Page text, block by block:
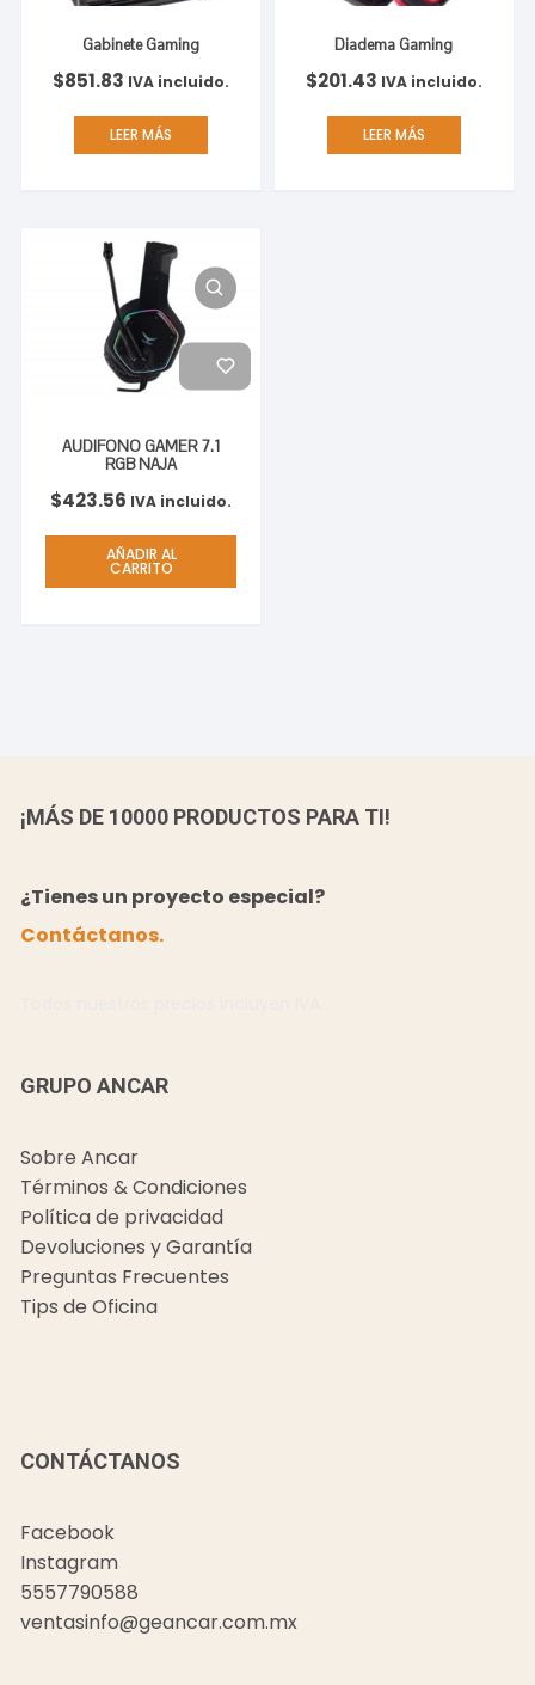
Gabinete Gaming
$851.83 IVA incluido.
LEER MÁS
Diadema Gaming
$201.43 IVA incluido.
LEER MÁS
AUDIFONO GAMER 7.1
RGB NAJA
$423.56 IVA incluido.
AÑADIR AL
CARRITO
¡MÁS DE 10000 PRODUCTOS PARA TI!
¿Tienes un proyecto especial?
Contáctanos.
GRUPO ANCAR
Sobre Ancar
Términos & Condiciones
Política de privacidad
Devoluciones y Garantía
Preguntas Frecuentes
Tips de Oficina
CONTÁCTANOS
Facebook
Instagram
5557790588
ventasinfo@geancar.com.mx